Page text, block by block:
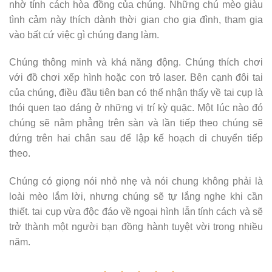
nhờ tính cách hòa đồng của chúng. Những chú mèo giàu
tình cảm này thích dành thời gian cho gia đình, tham gia
vào bất cứ việc gì chúng đang làm.
Chúng thông minh và khá năng động. Chúng thích chơi
với đồ chơi xếp hình hoặc con trỏ laser. Bên cạnh đôi tai
của chúng, điều đầu tiên bạn có thể nhận thấy về tai cụp là
thói quen tạo dáng ở những vị trí kỳ quặc. Một lúc nào đó
chúng sẽ nằm phẳng trên sàn và lần tiếp theo chúng sẽ
đứng trên hai chân sau để lập kế hoạch di chuyển tiếp
theo.
Chúng có giọng nói nhỏ nhẹ và nói chung không phải là
loài mèo lắm lời, nhưng chúng sẽ tự lắng nghe khi cần
thiết. tai cụp vừa độc đáo về ngoại hình lẫn tính cách và sẽ
trở thành một người bạn đồng hành tuyệt vời trong nhiều
năm.